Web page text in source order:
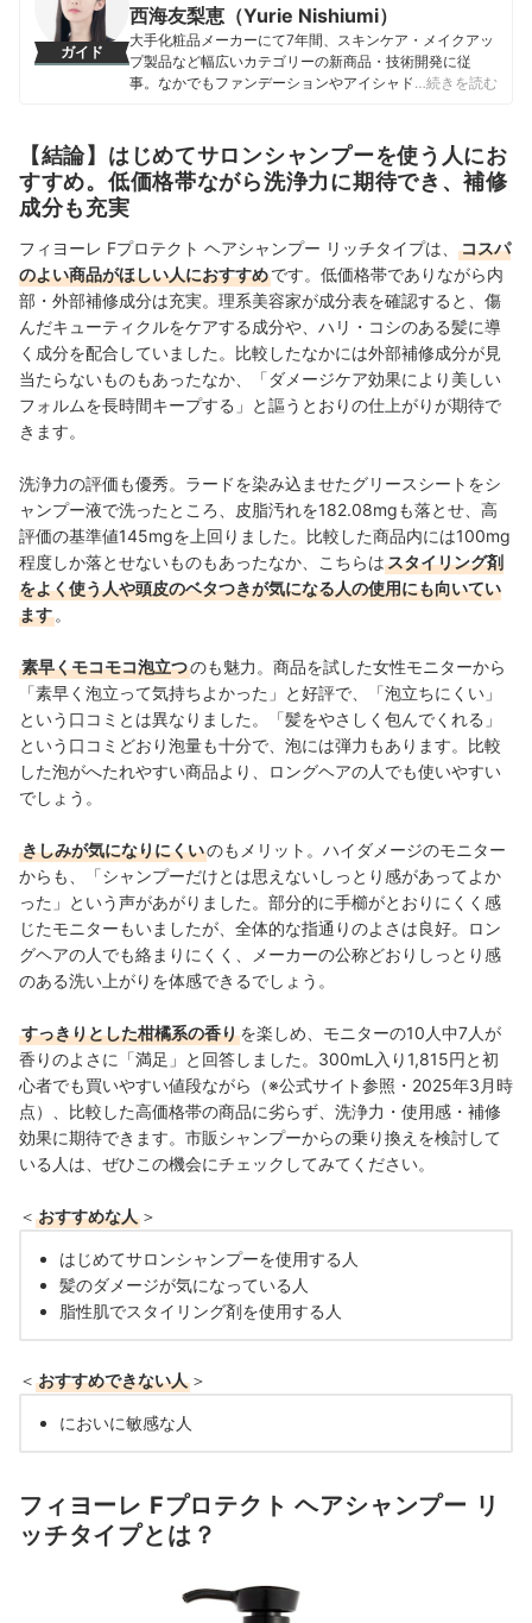
ガイド
西海友梨恵（Yurie Nishiumi）
大手化粧品メーカーにて7年間、スキンケア・メイクアッ
プ製品など幅広いカテゴリーの新商品・技術開発に従
事。なかでもファンデーションやアイシャドウ、口紅な
1500点以上のコスメを比較検証。開発現場で培った知識
をもとに、成分や処方の背景をふまえながら、専門的な
内容もユーザーにわかりやすく伝えることを大切にしな
…続きを読む
【結論】はじめてサロンシャンプーを使う人にお
すすめ。低価格帯ながら洗浄力に期待でき、補修
成分も充実
フィヨーレ Fプロテクト ヘアシャンプー リッチタイプは、
コスパ
のよい商品がほしい人におすすめです。低価格帯でありながら内
部・外部補修成分は充実。理系美容家が成分表を確認すると、傷
んだキューティクルをケアする成分や、ハリ・コシのある髪に導
く成分を配合していました。比較したなかには外部補修成分が見
当たらないものもあったなか、「ダメージケア効果により美しい
フォルムを長時間キープする」と謳うとおりの仕上がりが期待で
きます。
洗浄力の評価も優秀。ラードを染み込ませたグリースシートをシ
ャンプー液で洗ったところ、皮脂汚れを182.08mgも落とせ、高
評価の基準値145mgを上回りました。比較した商品内には100mg
程度しか落とせないものもあったなか、こちらはスタイリング剤
をよく使う人や頭皮のベタつきが気になる人の使用にも向いてい
ます 。
素早くモコモコ泡立つのも魅力。商品を試した女性モニターから
「素早く泡立って気持ちよかった」と好評で、「泡立ちにくい」
という口コミとは異なりました。「髪をやさしく包んでくれる」
という口コミどおり泡量も十分で、泡には弾力もあります。比較
した泡がへたれやすい商品より、ロングヘアの人でも使いやすい
でしょう。
きしみが気になりにくいのもメリット。ハイダメージのモニター
からも、「シャンプーだけとは思えないしっとり感があってよか
った」という声があがりました。部分的に手櫛がとおりにくく感
じたモニターもいましたが、全体的な指通りのよさは良好。ロン
グヘアの人でも絡まりにくく、メーカーの公称どおりしっとり感
のある洗い上がりを体感できるでしょう。
すっきりとした柑橘系の香りを楽しめ、モニターの10人中7人が
香りのよさに「満足」と回答しました。300mL入り1,815円と初
心者でも買いやすい値段ながら（※公式サイト参照・2025年3月時
点）、比較した高価格帯の商品に劣らず、洗浄力・使用感・補修
効果に期待できます。市販シャンプーからの乗り換えを検討して
いる人は、ぜひこの機会にチェックしてみてください。
＜ おすすめな人 ＞
はじめてサロンシャンプーを使用する人
髪のダメージが気になっている人
脂性肌でスタイリング剤を使用する人
＜ おすすめできない人 ＞
においに敏感な人
フィヨーレ Fプロテクト ヘアシャンプー リ
ッチタイプとは？